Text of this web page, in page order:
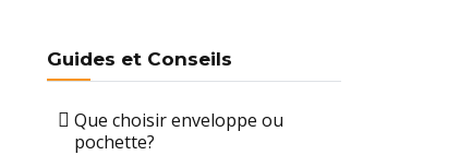
Guides et Conseils
Que choisir enveloppe ou
pochette?